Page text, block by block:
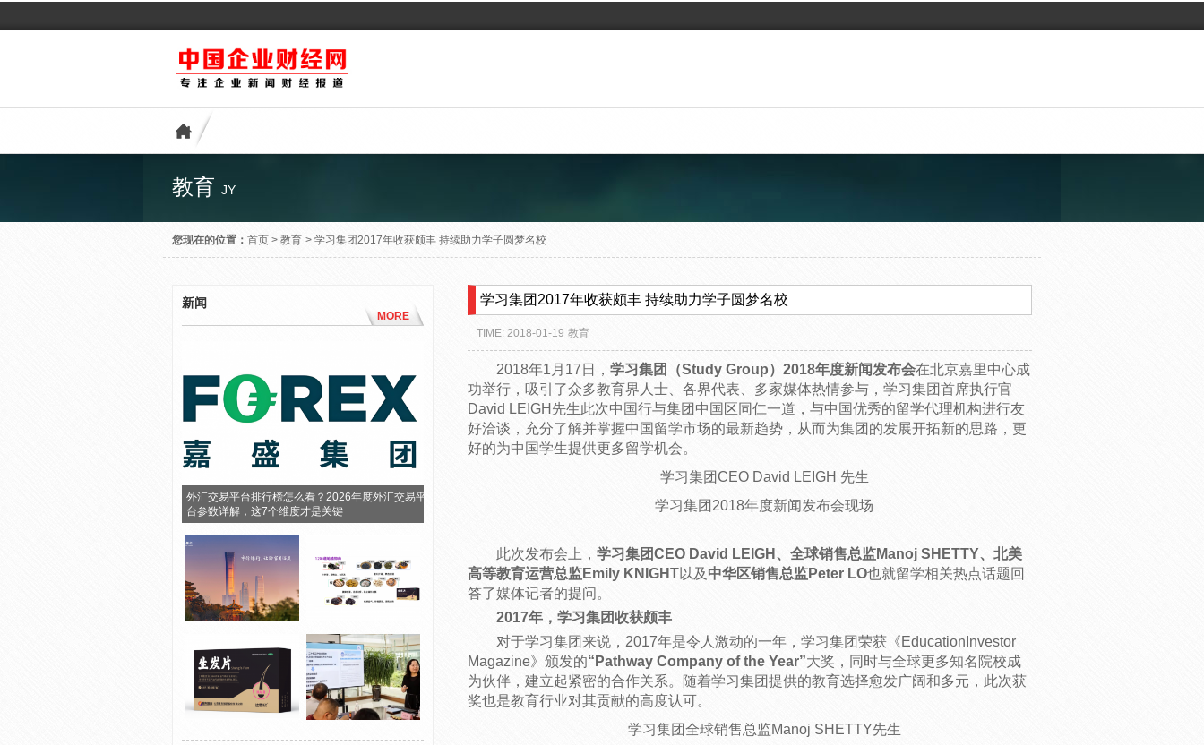
教育 JY
您现在的位置： 首页 > 教育 > 学习集团2017年收获颇丰 持续助力学子圆梦名校
新闻
MORE
外汇交易平台排行榜怎么看？2026年度外汇交易平
台参数详解，这7个维度才是关键
学习集团2017年收获颇丰 持续助力学子圆梦名校
TIME: 2018-01-19 教育
2018年1月17日， 学习集团（Study Group）2018年度新闻发布会在北京嘉里中心成
功举行，吸引了众多教育界人士、各界代表、多家媒体热情参与，学习集团首席执行官
David LEIGH先生此次中国行与集团中国区同仁一道，与中国优秀的留学代理机构进行友
好洽谈，充分了解并掌握中国留学市场的最新趋势，从而为集团的发展开拓新的思路，更
好的为中国学生提供更多留学机会。
学习集团CEO David LEIGH 先生
学习集团2018年度新闻发布会现场
此次发布会上， 学习集团CEO David LEIGH、全球销售总监Manoj SHETTY、北美
高等教育运营总监Emily KNIGHT以及 中华区销售总监Peter LO也就留学相关热点话题回
答了媒体记者的提问。
2017年，学习集团收获颇丰
对于学习集团来说，2017年是令人激动的一年，学习集团荣获《EducationInvestor
Magazine》颁发的“Pathway Company of the Year”大奖，同时与全球更多知名院校成
为伙伴，建立起紧密的合作关系。随着学习集团提供的教育选择愈发广阔和多元，此次获
奖也是教育行业对其贡献的高度认可。
学习集团全球销售总监Manoj SHETTY先生